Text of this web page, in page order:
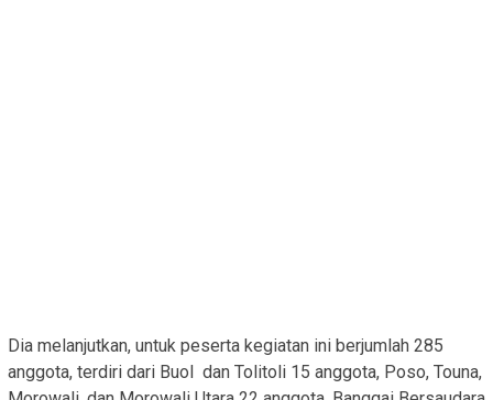
Dia melanjutkan, untuk peserta kegiatan ini berjumlah 285
anggota, terdiri dari Buol dan Tolitoli 15 anggota, Poso, Touna,